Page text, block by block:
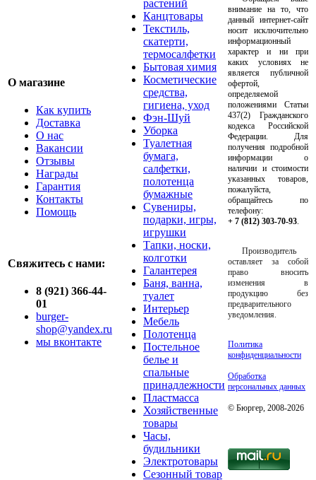
О магазине
Как купить
Доставка
О нас
Вакансии
Отзывы
Награды
Гарантия
Контакты
Помощь
Свяжитесь с нами:
8 (921) 366-44-
01
burger-
shop@yandex.ru
мы вконтакте
растений
Канцтовары
Текстиль,
скатерти,
термосалфетки
Бытовая химия
Косметические
средства,
гигиена, уход
Фэн-Шуй
Уборка
Туалетная
бумага,
салфетки,
полотенца
бумажные
Сувениры,
подарки, игры,
игрушки
Тапки, носки,
колготки
Галантерея
Баня, ванна,
туалет
Интерьер
Мебель
Полотенца
Постельное
белье и
спальные
принадлежности
Пластмасса
Хозяйственные
товары
Часы,
будильники
Электротовары
Сезонный товар
внимание на то, что
данный интернет-сайт
носит исключительно
информационный
характер и ни при
каких условиях не
является публичной
офертой,
определяемой
положениями Статьи
437(2) Гражданского
кодекса Российской
Федерации. Для
получения подробной
информации о
наличии и стоимости
указанных товаров,
пожалуйста,
обращайтесь по
телефону:
+ 7 (812) 303-70-93
Производитель
оставляет за собой
право вносить
изменения в
продукцию без
предварительного
уведомления.
Политика
конфиденциальности
Обработка
персональных данных
© Бюргер, 2008-2026